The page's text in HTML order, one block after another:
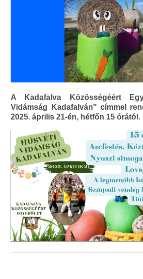
A Kadafalva Közösségéért
Vidámság Kadafalván" címmel
2025. április 21-én, hétfőn 15 órától.